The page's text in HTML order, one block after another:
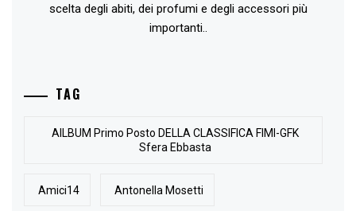
scelta degli abiti, dei profumi e degli accessori più
importanti..
TAG
AlLBUM Primo Posto DELLA CLASSIFICA FIMI-GFK
Sfera Ebbasta
Amici14 Antonella Mosetti